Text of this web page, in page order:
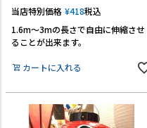
当店特別価格 ¥418税込
1.6m～3mの長さで自由に伸縮させ
ることが出来ます。
カートに入れる